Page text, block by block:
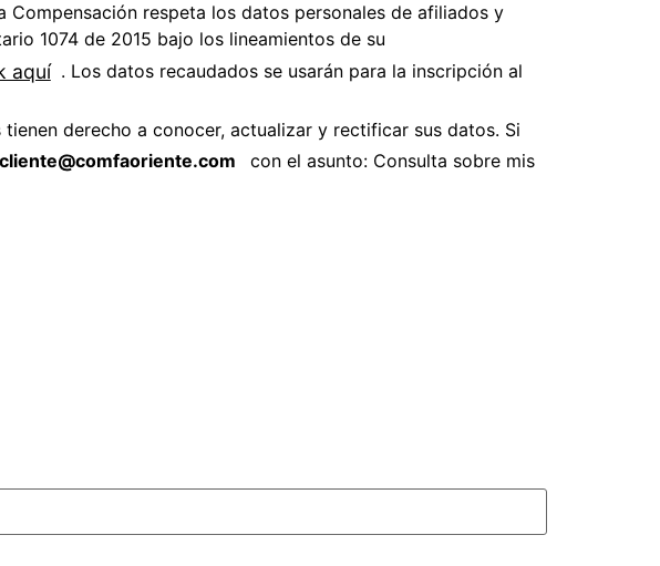
respeta los datos personales de afiliados y
1074 de 2015 bajo los lineamientos de su
aquí . Los datos recaudados se usarán para la inscripción al
derecho a conocer, actualizar y rectificar sus datos. Si
con el asunto: Consulta sobre mis